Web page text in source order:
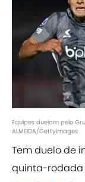
Equipes duelam pelo
ALMEIDA/GettyImages
Tem duelo de
quinta-rodada